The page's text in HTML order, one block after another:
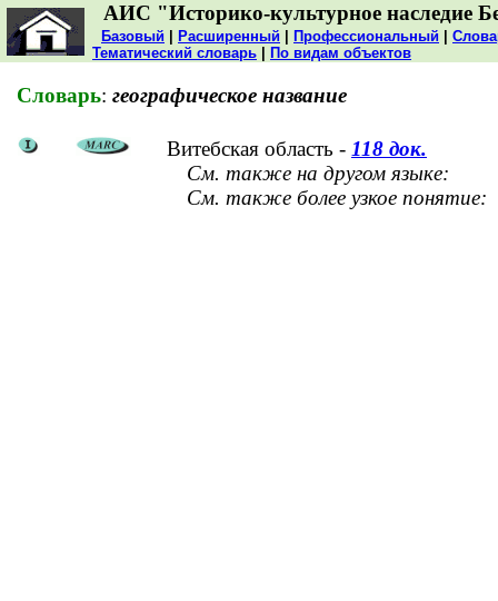
АИС "Историко-культурное наследие
Базовый Расширенный Профессиональный
Тематический словарь
По видам объектов
Словарь: географическое название
Витебская область - 118 док.
См. также на другом языке:
См. также более узкое понятие: